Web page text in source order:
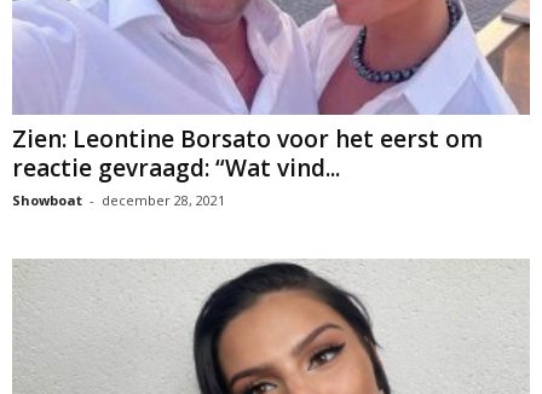
Zien: Leontine Borsato voor het eerst om
reactie gevraagd: “Wat vind...
Showboat - december 28, 2021